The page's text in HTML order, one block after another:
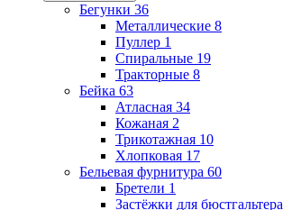
Бегунки 36
Металлические 8
Пуллер 1
Спиральные 19
Тракторные 8
Бейка 63
Атласная 34
Кожаная 2
Трикотажная 10
Хлопковая 17
Бельевая фурнитура 60
Бретели 1
Застёжки для бюстгальтера